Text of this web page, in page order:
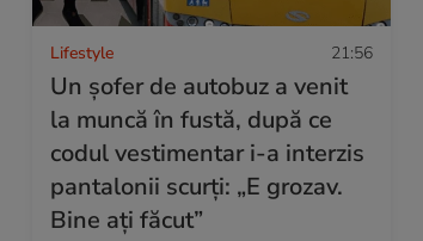
Lifestyle 21:56
Un șofer de autobuz a venit
la muncă în fustă, după ce
codul vestimentar i-a interzis
pantalonii scurți: „E grozav.
Bine ați făcut”